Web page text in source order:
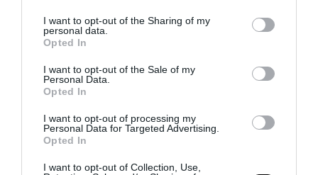
not limited to your visit or usage behaviour. You may click to
grant or deny consent to Google and its third-party tags to
use your data for below specified purposes in below Google
consent section.
I want to opt-out of the Sharing of my
personal data.
Opted In
I want to opt-out of the Sale of my
Personal Data.
Opted In
I want to opt-out of processing my
Personal Data for Targeted Advertising.
Opted In
I want to opt-out of Collection, Use,
PRONEWS.GR /ΕΝΟΠΛΕΣ ΣΥΓΚΡΟΥΣΕΙΣ